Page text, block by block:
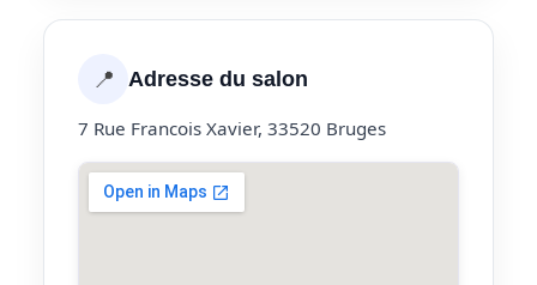
📍 Adresse du salon
7 Rue Francois Xavier, 33520 Bruges